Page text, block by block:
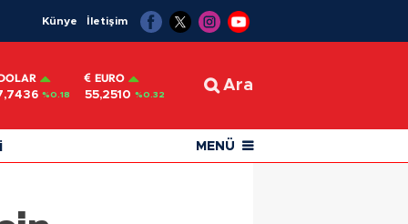
Künye İletişim
%0.18
EURO
55,2510 %0.32
Ara
MENÜ